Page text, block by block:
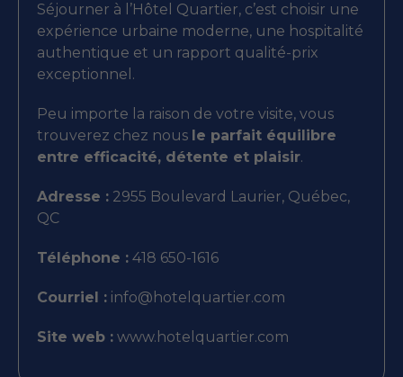
Séjourner à l’Hôtel Quartier, c’est choisir une
expérience urbaine moderne, une hospitalité
authentique et un rapport qualité-prix
exceptionnel.
Peu importe la raison de votre visite, vous
trouverez chez nous le parfait équilibre
entre efficacité, détente et plaisir.
Adresse : 2955 Boulevard Laurier, Québec,
QC
Téléphone : 418 650-1616
Courriel : info@hotelquartier.com
Site web : www.hotelquartier.com